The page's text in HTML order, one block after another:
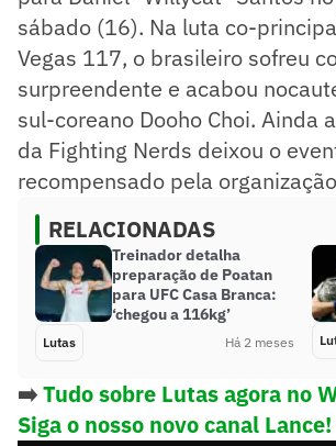
sábado (16). Na luta co-
Vegas 117, o brasileiro sofreu
surpreendente e acabou
sul-coreano Dooho Choi. Ainda
da Fighting Nerds deixou o
recompensado pela
RELACIONADAS
Treinador detalha
preparação de Poatan
para UFC Casa Branca:
‘chegou a 116kg’
Lutas Há 2 meses
➡️Tudo sobre Lutas agora no
Siga o nosso novo canal